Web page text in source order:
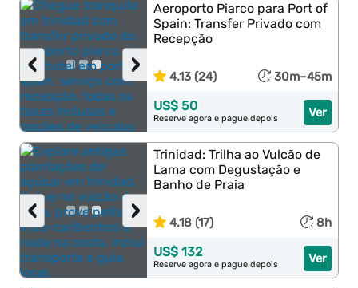
›
‹
Aeroporto Piarco para Port of
Spain: Transfer Privado com
Recepção
4.13 (24) 30m–45m
Ver
US$ 50
Reserve agora e pague depois
›
‹
Trinidad: Trilha ao Vulcão de
Lama com Degustação e
Banho de Praia
4.18 (17) 8h
Ver
US$ 132
Reserve agora e pague depois